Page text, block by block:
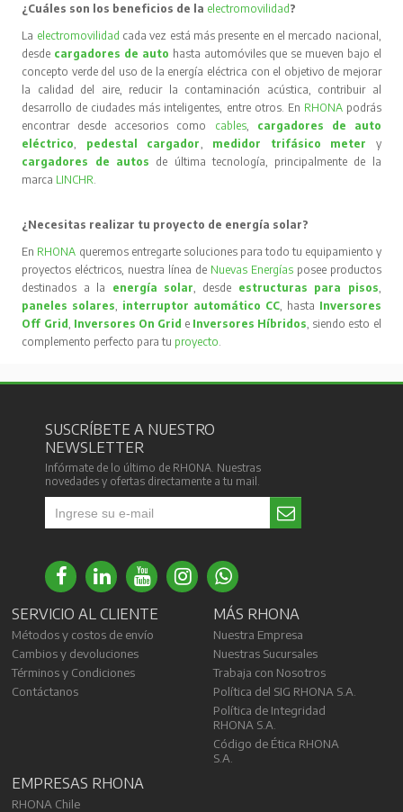
¿Cuáles son los beneficios de la electromovilidad?
La electromovilidad cada vez está más presente en el mercado nacional,
desde cargadores de auto hasta automóviles que se mueven bajo el
concepto verde del uso de la energía eléctrica con el objetivo de mejorar
la calidad del aire, reducir la contaminación acústica, contribuir al
desarrollo de ciudades más inteligentes, entre otros. En RHONA podrás
encontrar desde accesorios como cables, cargadores de auto
eléctrico
pedestal cargador medidor trifásico meter
y
cargadores de autos de última tecnología, principalmente de la
marca LINCHR
¿Necesitas realizar tu proyecto de energía solar?
En RHONA queremos entregarte soluciones para todo tu equipamiento y
proyectos eléctricos, nuestra línea de Nuevas Energíasposee productos
destinados a la energía solar , desde estructuras para pisos
paneles solares
interruptor automático CC, hasta Inversores
Off Grid Inversores On Grid e Inversores Híbridos , siendo esto el
complemento perfecto para tu proyecto
SUSCRÍBETE A NUESTRO
NEWSLETTER
Infórmate de lo último de RHONA. Nuestras
novedades y ofertas directamente a tu mail.
SERVICIO AL CLIENTE
Métodos y costos de envío
Cambios y devoluciones
Términos y Condiciones
Contáctanos
MÁS RHONA
Nuestra Empresa
Nuestras Sucursales
Trabaja con Nosotros
Política del SIG RHONA S.A.
Política de Integridad
RHONA S.A.
Código de Ética RHONA
S.A.
EMPRESAS RHONA
RHONA Chile